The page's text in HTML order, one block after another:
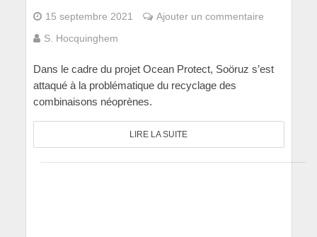
15 septembre 2021
Ajouter un commentaire
S. Hocquinghem
Dans le cadre du projet Ocean Protect, Soöruz s’est
attaqué à la problématique du recyclage des
combinaisons néoprènes.
LIRE LA SUITE